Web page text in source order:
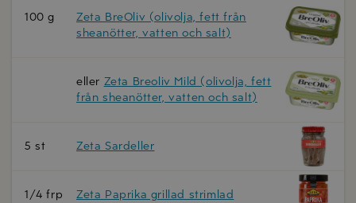
100 g
Zeta BreOliv (olivolja, fett från
sheanötter, vatten och salt)
eller Zeta Breoliv Mild (olivolja, fett
från sheanötter, vatten och salt)
5 st Zeta Sardeller
1/4 frp Zeta Paprika grillad strimlad